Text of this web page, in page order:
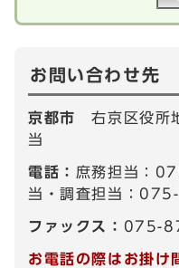
お問い合わせ先
京都市右京区役所
当
電話： 庶務担当：
当・調査担当：
ファックス： 075-
お電話の際はお掛け